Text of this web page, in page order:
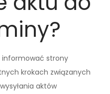
informować strony
krokach związanych
aktów